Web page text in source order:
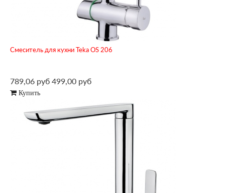
Смеситель для кухни Teka OS 206
789,06 руб 499,00 руб
Купить